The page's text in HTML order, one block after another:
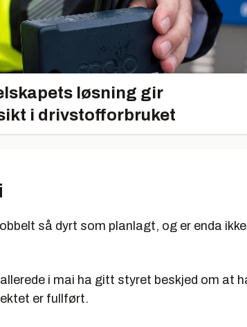
løsning gir
i drivstofforbruket
så dyrt som planlagt, og er enda
i mai ha gitt styret beskjed om at
er fullført.